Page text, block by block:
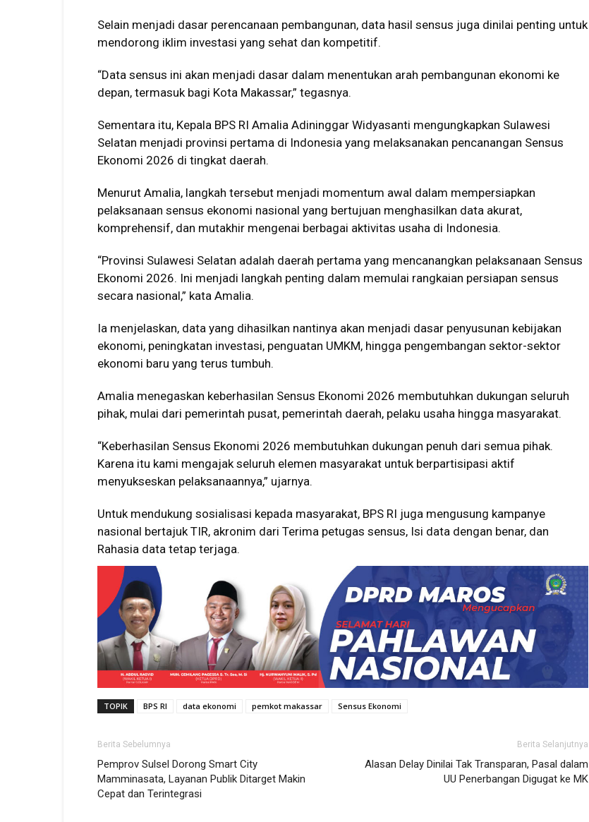
Selain menjadi dasar perencanaan pembangunan, data hasil sensus juga dinilai penting untuk
mendorong iklim investasi yang sehat dan kompetitif.
“Data sensus ini akan menjadi dasar dalam menentukan arah pembangunan ekonomi ke
depan, termasuk bagi Kota Makassar,” tegasnya.
Sementara itu, Kepala BPS RI Amalia Adininggar Widyasanti mengungkapkan Sulawesi
Selatan menjadi provinsi pertama di Indonesia yang melaksanakan pencanangan Sensus
Ekonomi 2026 di tingkat daerah.
Menurut Amalia, langkah tersebut menjadi momentum awal dalam mempersiapkan
pelaksanaan sensus ekonomi nasional yang bertujuan menghasilkan data akurat,
komprehensif, dan mutakhir mengenai berbagai aktivitas usaha di Indonesia.
“Provinsi Sulawesi Selatan adalah daerah pertama yang mencanangkan pelaksanaan Sensus
Ekonomi 2026. Ini menjadi langkah penting dalam memulai rangkaian persiapan sensus
secara nasional,” kata Amalia.
Ia menjelaskan, data yang dihasilkan nantinya akan menjadi dasar penyusunan kebijakan
ekonomi, peningkatan investasi, penguatan UMKM, hingga pengembangan sektor-sektor
ekonomi baru yang terus tumbuh.
Amalia menegaskan keberhasilan Sensus Ekonomi 2026 membutuhkan dukungan seluruh
pihak, mulai dari pemerintah pusat, pemerintah daerah, pelaku usaha hingga masyarakat.
“Keberhasilan Sensus Ekonomi 2026 membutuhkan dukungan penuh dari semua pihak.
Karena itu kami mengajak seluruh elemen masyarakat untuk berpartisipasi aktif
menyukseskan pelaksanaannya,” ujarnya.
Untuk mendukung sosialisasi kepada masyarakat, BPS RI juga mengusung kampanye
nasional bertajuk TIR, akronim dari Terima petugas sensus, Isi data dengan benar, dan
Rahasia data tetap terjaga.
TOPIK BPS RI data ekonomi pemkot makassar Sensus Ekonomi
Berita Sebelumnya
Pemprov Sulsel Dorong Smart City
Mamminasata, Layanan Publik Ditarget Makin
Cepat dan Terintegrasi
Berita Selanjutnya
Alasan Delay Dinilai Tak Transparan, Pasal dalam
UU Penerbangan Digugat ke MK